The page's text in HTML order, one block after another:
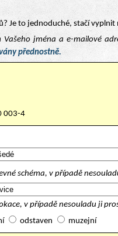
Je to jednoduché, stačí
Vašeho jména a e-mailové
přednostně.
003-4
schéma, v případě
v případě nesouladu ji
odstaven muzejní